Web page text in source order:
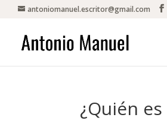
antoniomanuel.escritor@gmail.com
¿Quién